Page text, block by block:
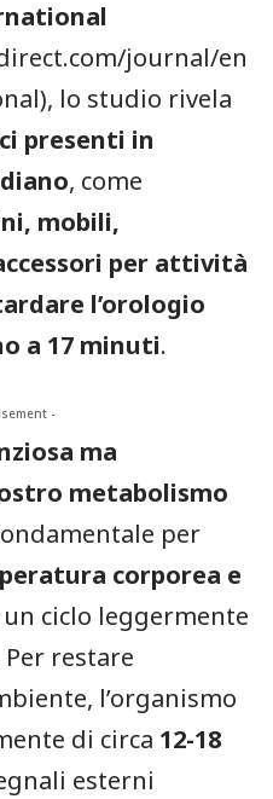
journal/en
), lo studio rivela
presenti in
, come
mobili,
per attività
l’orologio
a 17 minuti.
-
ma
metabolismo
per
corporea e
un ciclo leggermente
restare
l’organismo
di circa 12-18
esterni